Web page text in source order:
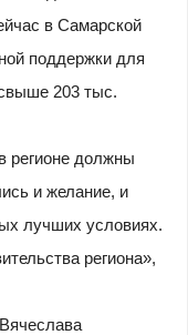
в Самарской
поддержки для
203 тыс.
регионе должны
и желание, и
лучших условиях.
региона»,